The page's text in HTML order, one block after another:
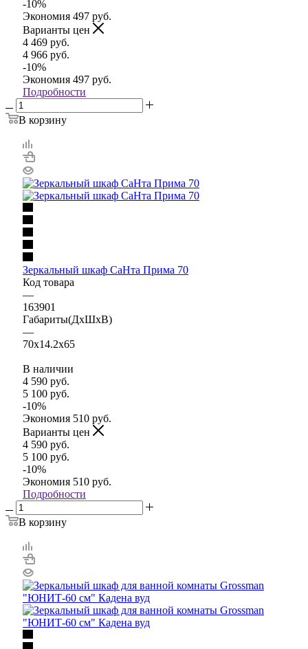
-10%
Экономия 497 руб.
Варианты цен
4 469 руб.
4 966 руб.
-10%
Экономия 497 руб.
Подробности
В корзину
Зеркальный шкаф СаНта Прима 70
Код товара
—
163901
Габариты(ДхШхВ)
—
70x14.2x65
В наличии
4 590 руб.
5 100 руб.
-10%
Экономия 510 руб.
Варианты цен
4 590 руб.
5 100 руб.
-10%
Экономия 510 руб.
Подробности
В корзину